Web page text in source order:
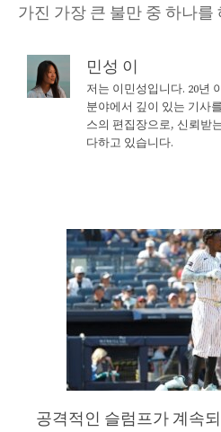
가진 가장 큰 불만 중 하나를
민성 이
저는 이민성입니다. 20년
분야에서 깊이 있는 기사
스의 편집장으로, 신뢰받
다하고 있습니다.
공격적인 슬럼프가 계속